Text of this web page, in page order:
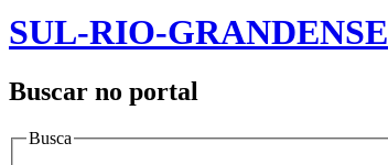
SUL-RIO-GRANDENSE
Buscar no portal
Busca